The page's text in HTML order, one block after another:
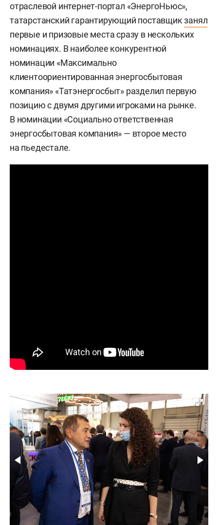
отраслевой интернет-портал «ЭнергоНьюс»,
татарстанский гарантирующий поставщикзанял
первые и призовые места сразу в нескольких
номинациях. В наиболее конкурентной
номинации «Максимально
клиентоориентированная энергосбытовая
компания» «Татэнергосбыт» разделил первую
позицию с двумя другими игроками на рынке.
В номинации «Социально ответственная
энергосбытовая компания» — второе место
на пьедестале.